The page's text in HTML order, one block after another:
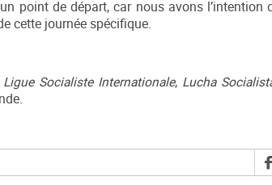
point de départ, car nous avons l’intention
cette journée spécifique.
Ligue Socialiste Internationale, Lucha